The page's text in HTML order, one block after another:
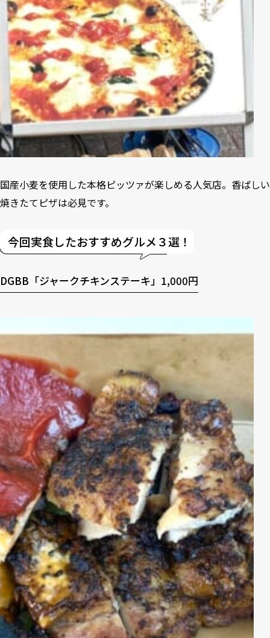
国産小麦を使用した本格ピッツァが楽しめる人気店。香ばしい
焼きたてピザは必見です。
今回実食したおすすめグルメ３選！
DGBB「ジャークチキンステーキ」1,000円